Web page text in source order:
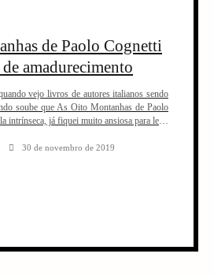
de Paolo Cognetti
amadurecimento
vejo livros de autores italianos sendo
soube que As Oito Montanhas de Paolo
intrínseca, já fiquei muito ansiosa para ler e
do Prêmio Strega que […]
30 de novembro de 2019